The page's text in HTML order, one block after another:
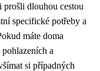
prošli dlouhou cestou
specifické potřeby a
máte doma
a
si případných